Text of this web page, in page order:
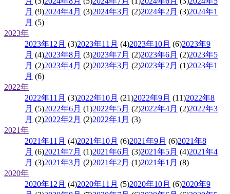
月 (9)2024年4月 (3)2024年3月 (2)2024年2月 (3)2024年1
月 (5)
2023年
2023年12月 (3)2023年11月 (4)2023年10月 (6)2023年9
月 (4)2023年8月 (3)2023年7月 (2)2023年6月 (2)2023年5
月 (2)2023年4月 (2)2023年3月 (2)2023年2月 (1)2023年1
月 (6)
2022年
2022年11月 (3)2022年10月 (21)2022年9月 (11)2022年8
月 (5)2022年6月 (1)2022年5月 (2)2022年4月 (2)2022年3
月 (2)2022年2月 (2)2022年1月 (3)
2021年
2021年11月 (4)2021年10月 (6)2021年9月 (6)2021年8
月 (6)2021年7月 (1)2021年6月 (3)2021年5月 (4)2021年4
月 (3)2021年3月 (2)2021年2月 (1)2021年1月 (8)
2020年
2020年12月 (4)2020年11月 (5)2020年10月 (6)2020年9